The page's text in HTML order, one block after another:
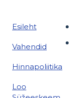
Esileht
Vahendid
Hinnapoliitika
Loo